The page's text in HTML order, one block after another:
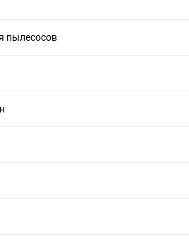
пылесосов